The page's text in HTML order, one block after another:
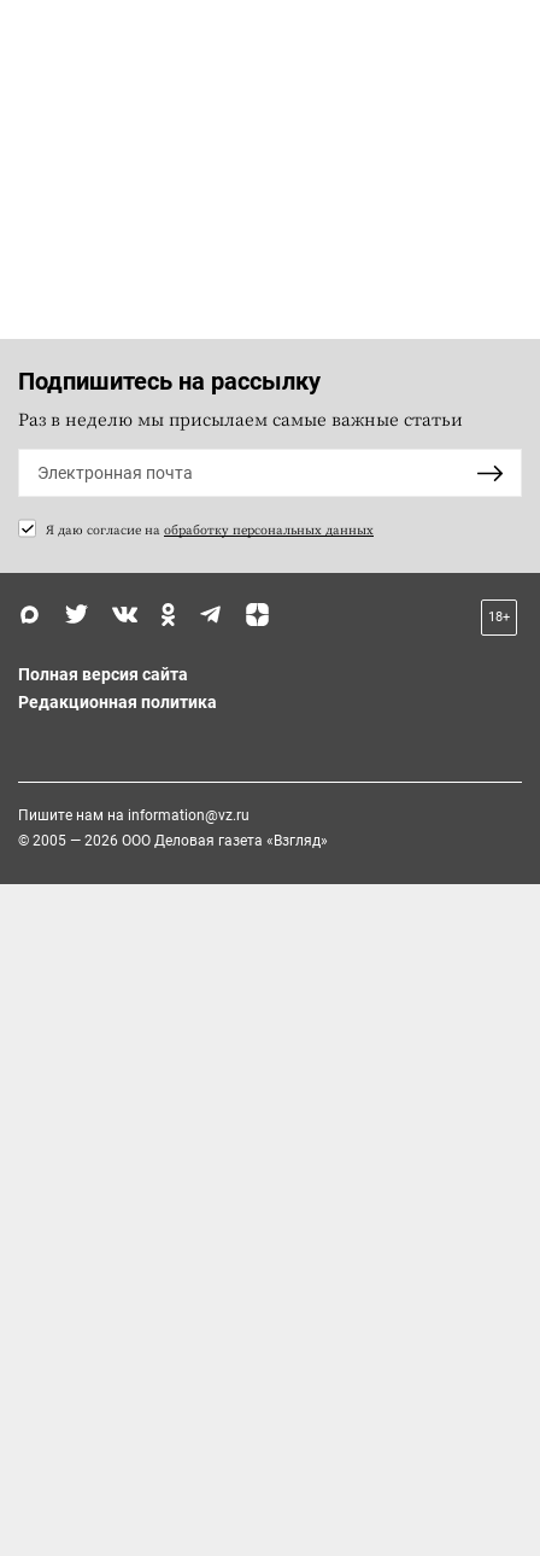
Подпишитесь на рассылку
Раз в неделю мы присылаем самые важные статьи
Я даю согласие на обработку персональных данных
18+
Полная версия сайта
Редакционная политика
Пишите нам на information@vz.ru
© 2005 — 2026 ООО Деловая газета «Взгляд»